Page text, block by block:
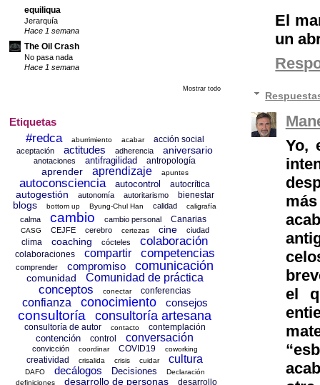
El
un
Yo,
el
equiliqua
Jerarquía
Hace 1 semana
The Oil Crash
No pasa nada
Hace 1 semana
Mostrar todo
Etiquetas
#redca aburrimiento acabar acción social
aceptación actitudes adherencia aniversario
anotaciones antifragilidad antropología
aprender aprendizaje apuntes
autoconsciencia autocontrol autocrítica
autogestión autonomía autoritarismo bienestar
blogs bottom up Byung-Chul Han calidad caligrafía
calma cambio cambio personal Canarias
CASG CEJFE cerebro certezas cine ciudad
clima coaching cócteles colaboración
colaboraciones compartir competencias
comprender compromiso comunicación
comunidad Comunidad de práctica
conceptos conectar conferencias
confianza conocimiento consejos
consultoría consultoría artesana
consultoría de autor contacto contemplación
contención control conversación
convicción coordinar COVID19 coworking
creatividad crisalida crisis cuidar cultura
DAFO decálogos Decisiones
Declaración
definiciones
desarrollo de personas
desarrollo